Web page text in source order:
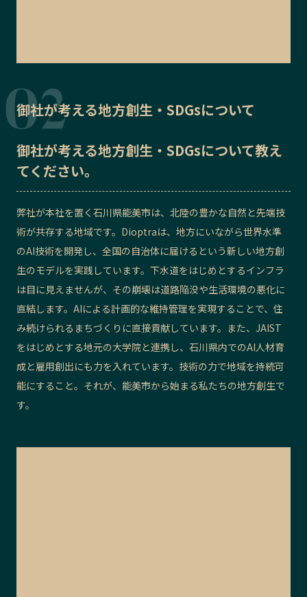
御社が考える地方創生・SDGsについて
御社が考える地方創生・SDGsについて教え
てください。
弊社が本社を置く石川県能美市は、北陸の豊かな自然と先端技
術が共存する地域です。Dioptraは、地方にいながら世界水準
のAI技術を開発し、全国の自治体に届けるという新しい地方創
生のモデルを実践しています。下水道をはじめとするインフラ
は目に見えませんが、その崩壊は道路陥没や生活環境の悪化に
直結します。AIによる計画的な維持管理を実現することで、住
み続けられるまちづくりに直接貢献しています。また、JAIST
をはじめとする地元の大学院と連携し、石川県内でのAI人材育
成と雇用創出にも力を入れています。技術の力で地域を持続可
能にすること。それが、能美市から始まる私たちの地方創生で
す。